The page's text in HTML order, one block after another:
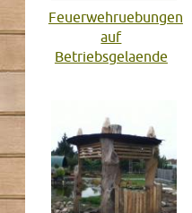
Feuerwehruebungen
auf
Betriebsgelaende